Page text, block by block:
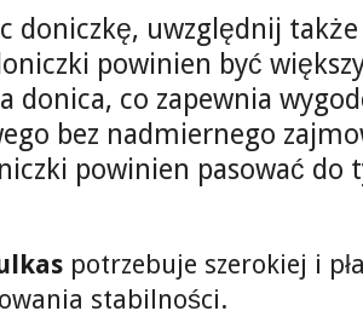
doniczkę, uwzględnij
powinien być
donica, co zapewnia
bez nadmiernego
powinien pasować
potrzebuje szerokiej i
stabilności.